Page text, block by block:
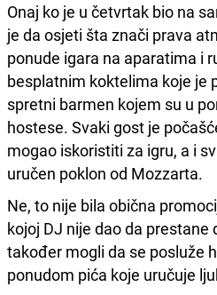
Onaj ko je u četvrtak bio na
je da osjeti šta znači prava
ponude igara na aparatima i
besplatnim koktelima koje je
spretni barmen kojem su u
hostese. Svaki gost je
mogao iskoristiti za igru, a i
uručen poklon od Mozzarta.
Ne, to nije bila obična
kojoj DJ nije dao da prestane
također mogli da se posluže
ponudom pića koje uručuje